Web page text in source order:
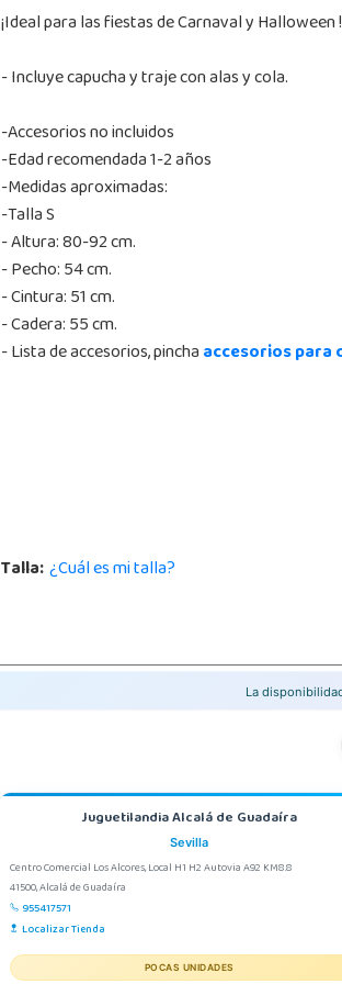
¡Ideal para las fiestas de Carnaval y Halloween !
- Incluye capucha y traje con alas y cola.
-Accesorios no incluidos
-Edad recomendada 1-2 años
-Medidas aproximadas:
-Talla S
- Altura: 80-92 cm.
- Pecho: 54 cm.
- Cintura: 51 cm.
- Cadera: 55 cm.
- Lista de accesorios, pinchaaccesorios para
Talla:¿Cuál es mi talla?
La
Juguetilandia Alcalá de Guadaíra
Sevilla
Centro Comercial Los Alcores, Local H1 H2 Autovia A92 KM8.8
41500, Alcalá de Guadaíra
955417571
Localizar Tienda
POCAS UNIDADES